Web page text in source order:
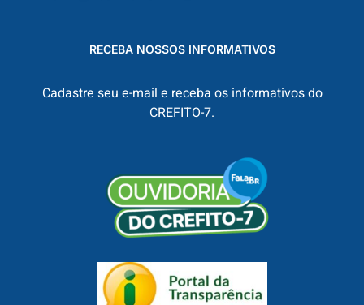
RECEBA NOSSOS INFORMATIVOS
Cadastre seu e-mail e receba os informativos do
CREFITO-7.